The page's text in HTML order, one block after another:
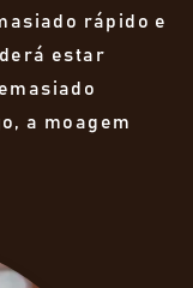
rápido e
estar
a moagem